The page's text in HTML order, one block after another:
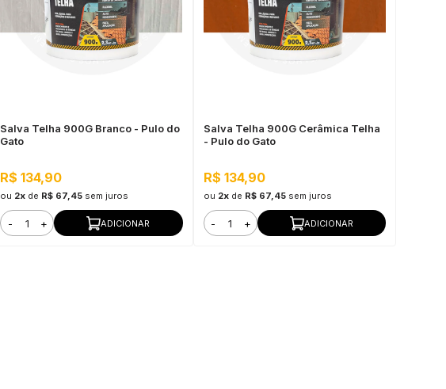
Salva Telha 900G Branco - Pulo do
Gato
R$ 134,90
ou 2x de R$ 67,45 sem juros
- + ADICIONAR
Salva Telha 900G Cerâmica Telha
- Pulo do Gato
R$ 134,90
ou 2xde R$ 67,45 sem juros
- + ADICIONAR